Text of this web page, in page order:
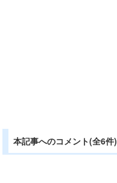
本記事へのコメント(全6件)